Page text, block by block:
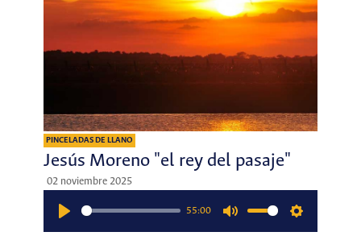
PINCELADAS DE LLANO
Jesús Moreno "el rey del pasaje"
02 noviembre 2025
55:00